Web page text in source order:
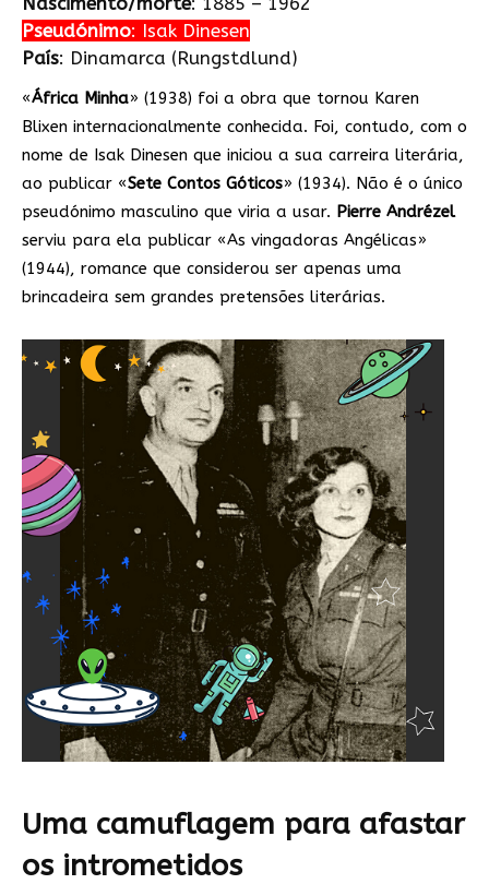
Pseudónimo: Isak Dinesen
País: Dinamarca (Rungstdlund)
«África Minha» (1938) foi a obra que tornou Karen
Blixen internacionalmente conhecida. Foi, contudo, com o
nome de Isak Dinesen que iniciou a sua carreira literária,
ao publicar «Sete Contos Góticos» (1934). Não é o único
pseudónimo masculino que viria a usar. Pierre Andrézel
serviu para ela publicar «As vingadoras Angélicas»
(1944), romance que considerou ser apenas uma
brincadeira sem grandes pretensões literárias.
Uma camuflagem para afastar
os intrometidos